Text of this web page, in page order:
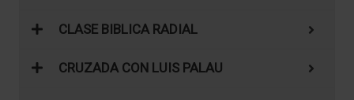
CLASE BIBLICA RADIAL
CRUZADA CON LUIS PALAU